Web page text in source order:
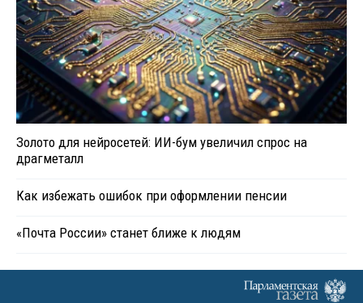
Золото для нейросетей: ИИ-бум увеличил спрос на
драгметалл
Как избежать ошибок при оформлении пенсии
«Почта России» станет ближе к людям